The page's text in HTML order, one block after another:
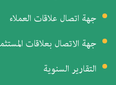
جهة اتصال علاقات العملاء
جهة الاتصال بعلاقات
التقارير السنوية